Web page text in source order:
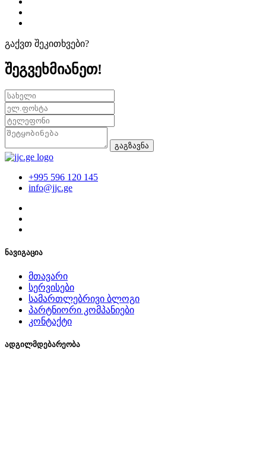
გაქვთ შეკითხვები?
შეგვეხმიანეთ!
გაგზავნა
+995 596 120 145
info@jjc.ge
ნავიგაცია
მთავარი
სერვისები
სამართლებრივი ბლოგი
პარტნიორი კომპანიები
კონტაქტი
ადგილმდებარეობა